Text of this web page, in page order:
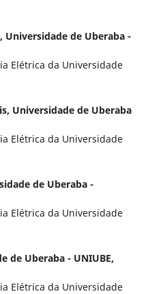
Universidade de Uberaba -
Elétrica da Universidade
Universidade de Uberaba
Elétrica da Universidade
de Uberaba -
Elétrica da Universidade
de Uberaba - UNIUBE,
Elétrica da Universidade